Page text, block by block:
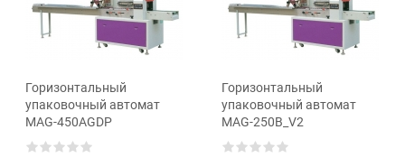
Горизонтальный
упаковочный автомат
MAG-450AGDP
Горизонтальный
упаковочный автомат
MAG-250B_V2